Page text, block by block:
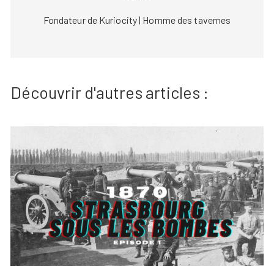
Fondateur de Kuriocity | Homme des tavernes
Découvrir d'autres articles :